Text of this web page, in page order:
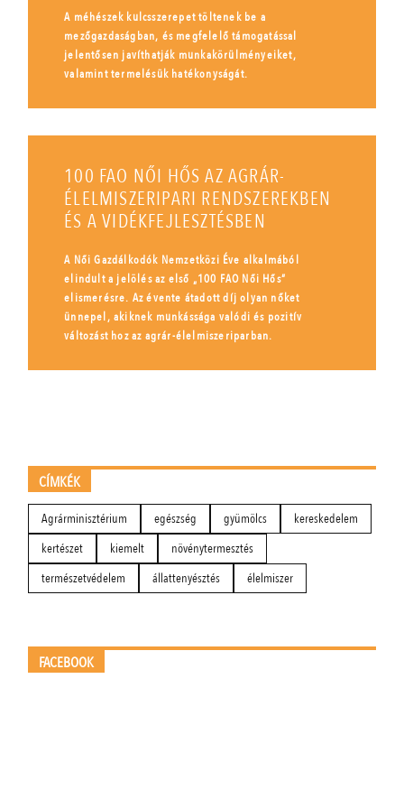
A méhészek kulcsszerepet töltenek be a
mezőgazdaságban, és megfelelő támogatással
jelentősen javíthatják munkakörülményeiket,
valamint termelésük hatékonyságát.
100 FAO NŐI HŐS AZ AGRÁR-
ÉLELMISZERIPARI RENDSZEREKBEN
ÉS A VIDÉKFEJLESZTÉSBEN
A Női Gazdálkodók Nemzetközi Éve alkalmából
elindult a jelölés az első „100 FAO Női Hős”
elismerésre. Az évente átadott díj olyan nőket
ünnepel, akiknek munkássága valódi és pozitív
változást hoz az agrár-élelmiszeriparban.
CÍMKÉK
Agrárminisztérium egészség gyümölcs
kereskedelem
kertészet
kiemelt
növénytermesztés
természetvédelem
állattenyésztés élelmiszer
FACEBOOK